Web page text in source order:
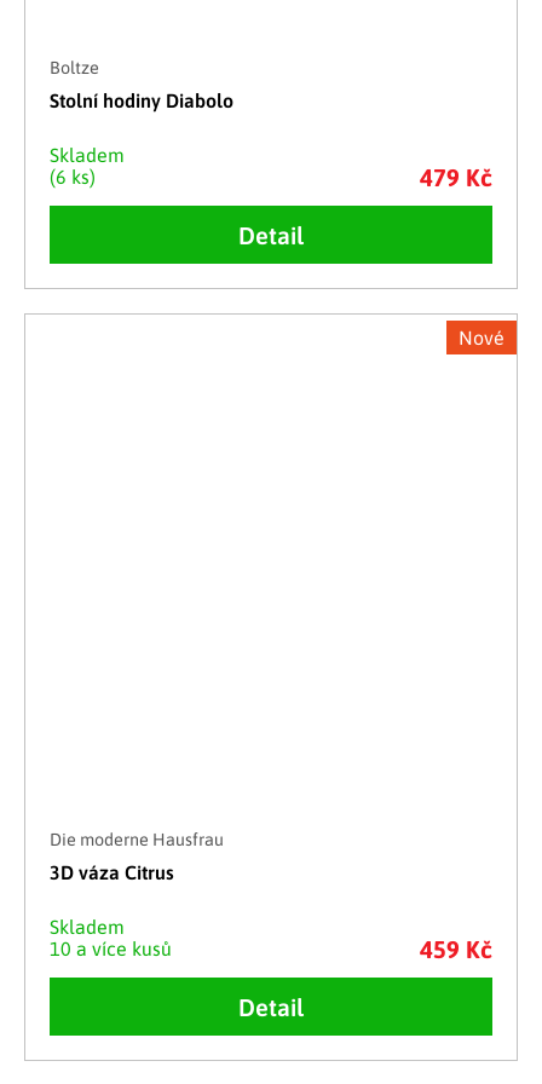
Boltze
Stolní hodiny Diabolo
Skladem
(6 ks)
479 Kč
Detail
Nové
Die moderne Hausfrau
3D váza Citrus
Skladem
10 a více kusů
459 Kč
Detail